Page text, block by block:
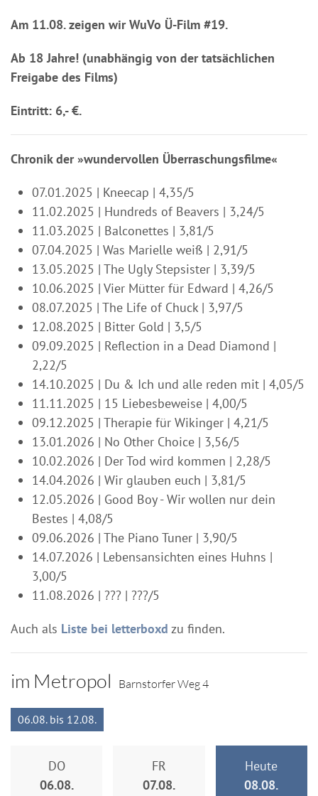
Am 11.08. zeigen wir WuVo Ü-Film #19.
Ab 18 Jahre! (unabhängig von der tatsächlichen
Freigabe des Films)
Eintritt: 6,- €.
Chronik der »wundervollen Überraschungsfilme«
07.01.2025 | Kneecap | 4,35/5
11.02.2025 | Hundreds of Beavers | 3,24/5
11.03.2025 | Balconettes | 3,81/5
07.04.2025 | Was Marielle weiß | 2,91/5
13.05.2025 | The Ugly Stepsister | 3,39/5
10.06.2025 | Vier Mütter für Edward | 4,26/5
08.07.2025 | The Life of Chuck | 3,97/5
12.08.2025 | Bitter Gold | 3,5/5
09.09.2025 | Reflection in a Dead Diamond |
2,22/5
14.10.2025 | Du & Ich und alle reden mit | 4,05/5
11.11.2025 | 15 Liebesbeweise | 4,00/5
09.12.2025 | Therapie für Wikinger | 4,21/5
13.01.2026 | No Other Choice | 3,56/5
10.02.2026 | Der Tod wird kommen | 2,28/5
14.04.2026 | Wir glauben euch | 3,81/5
12.05.2026 | Good Boy - Wir wollen nur dein
Bestes | 4,08/5
09.06.2026 | The Piano Tuner | 3,90/5
14.07.2026 | Lebensansichten eines Huhns |
3,00/5
11.08.2026 | ??? | ???/5
Auch als Liste bei letterboxd zu finden.
im Metropol Barnstorfer Weg 4
06.08. bis 12.08.
DO
06.08.
FR
07.08.
Heute
08.08.